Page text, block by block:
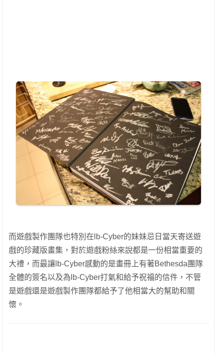
而遊戲製作團隊也特別在lb-Cyber的妹妹忌日當天寄送遊
戲的珍藏版畫集，對於遊戲粉絲來說都是一份相當重要的
大禮，而最讓lb-Cyber感動的是畫冊上有著Bethesda團隊
全體的簽名以及為lb-Cyber打氣和給予祝福的信件，不管
是遊戲還是遊戲製作團隊都給予了他相當大的幫助和關
懷。